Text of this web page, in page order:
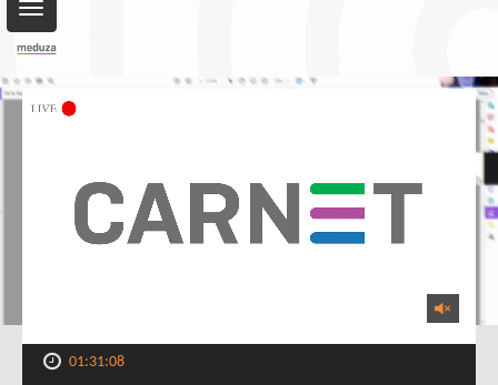
Toggle
navigation
01:31:08